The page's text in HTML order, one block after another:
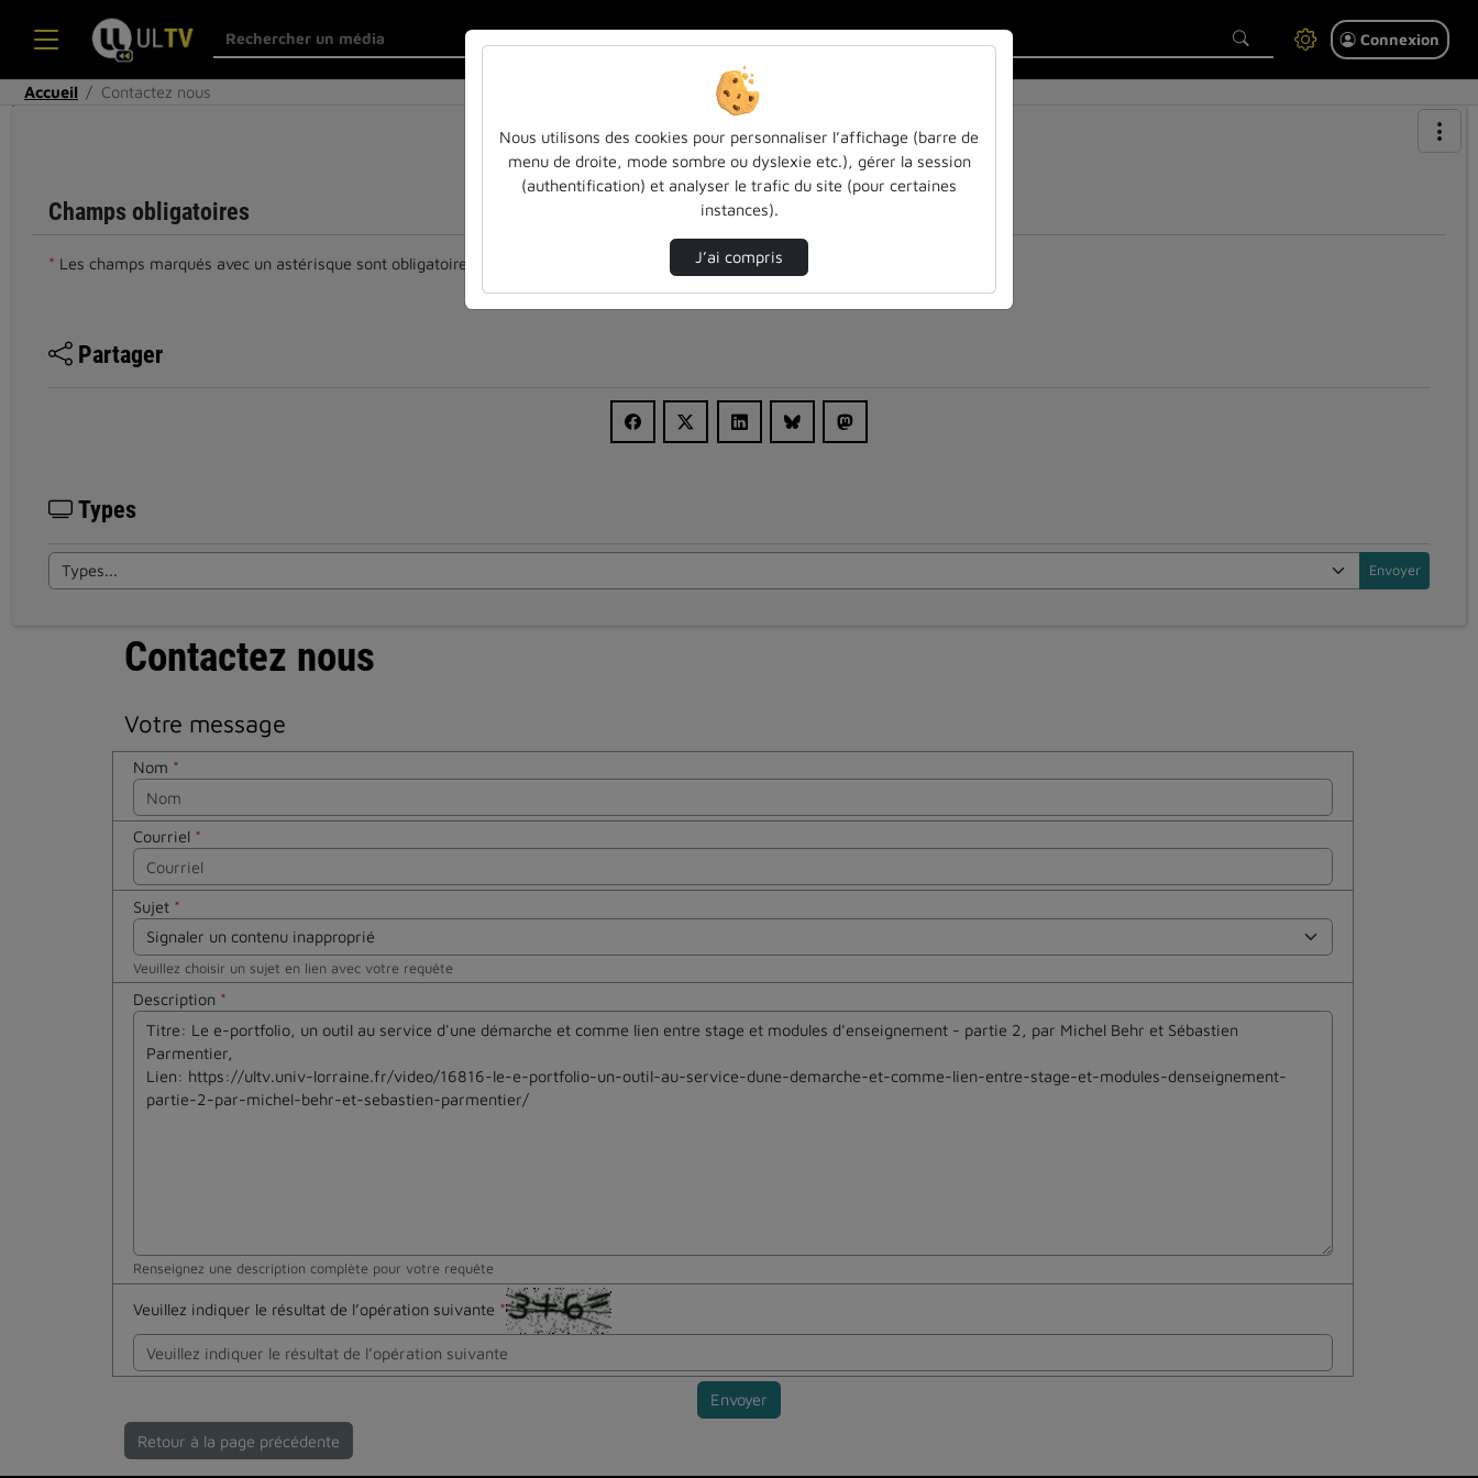
Connexion
Accueil Contactez nous
Champs obligatoires
* Les champs marqués avec un astérisque sont obligatoires.
Partager
Types
Contactez nous
Votre message
Nom *
Courriel *
Sujet *
Veuillez choisir un sujet en lien avec votre requête
Description *
Renseignez une description complète pour votre requête
Veuillez indiquer le résultat de l’opération suivante *
en métal
Envoyer
Retour à la page précédente
Nous utilisons des cookies pour personnaliser l’affichage (barre de
menu de droite, mode sombre ou dyslexie etc.), gérer la session
(authentification) et analyser le trafic du site (pour certaines
instances).
J’ai compris